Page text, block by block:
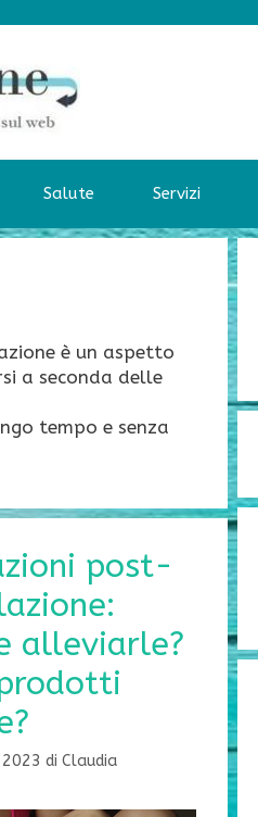
Salute Servizi
è un aspetto
a seconda delle
tempo e senza
post-
alleviarle?
di Claudia